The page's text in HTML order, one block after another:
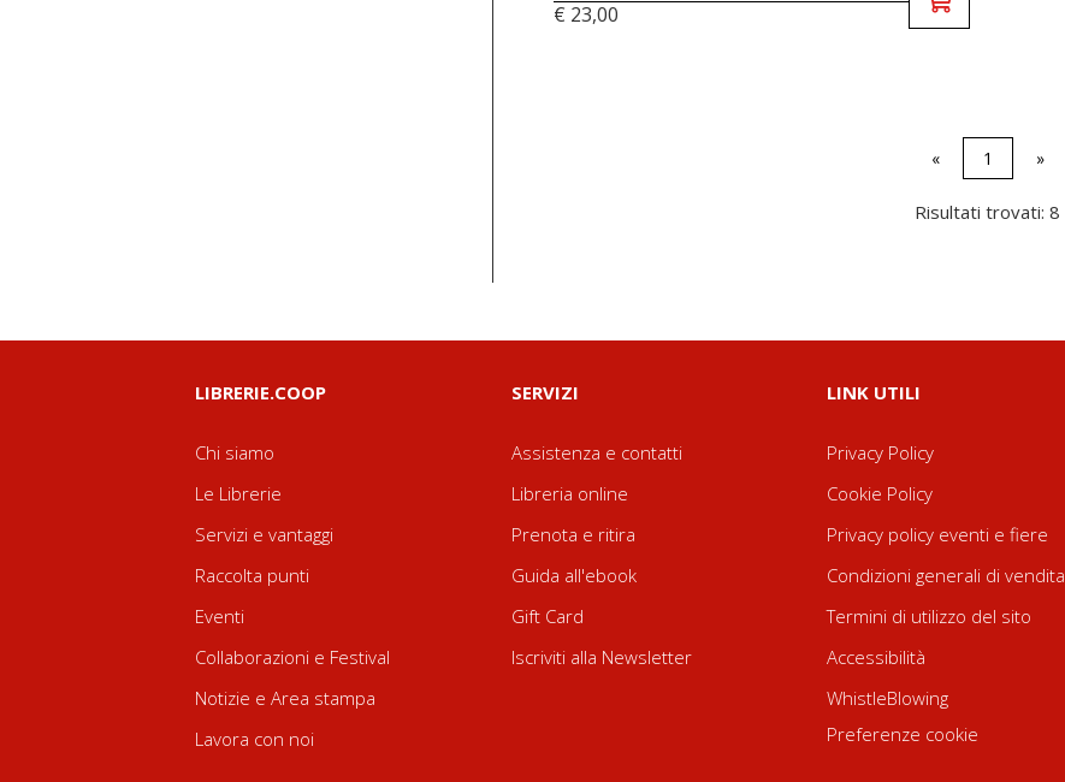
€ 23,00
« 1 »
Risultati trovati: 8
LIBRERIE.COOP
Chi siamo
Le Librerie
Servizi e vantaggi
Raccolta punti
Eventi
Collaborazioni e Festival
Notizie e Area stampa
Lavora con noi
SERVIZI
Assistenza e contatti
Libreria online
Prenota e ritira
Guida all'ebook
Gift Card
Iscriviti alla Newsletter
LINK UTILI
Privacy Policy
Cookie Policy
Privacy policy eventi e fiere
Condizioni generali di vendita
Termini di utilizzo del sito
Accessibilità
WhistleBlowing
Preferenze cookie